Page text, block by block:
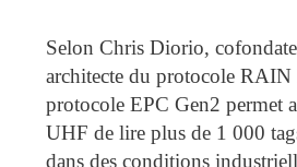
Selon Chris Diorio,
architecte du protocole
protocole EPC Gen2 permet
UHF de lire plus de 1 000
dans des conditions